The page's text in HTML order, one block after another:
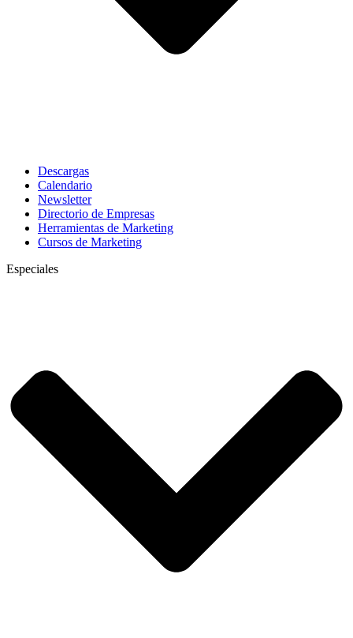
Descargas
Calendario
Newsletter
Directorio de Empresas
Herramientas de Marketing
Cursos de Marketing
Especiales